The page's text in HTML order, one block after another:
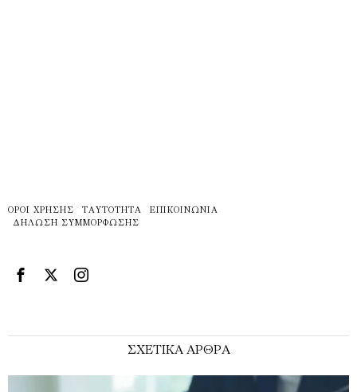
ΌΡΟΙ ΧΡΉΣΗΣ ΤΑΥΤΌΤΗΤΑ
ΕΠΙΚΟΙΝΩΝΊΑ
ΔΉΛΩΣΗ ΣΥΜΜΌΡΦΩΣΗΣ
ΣΧΕΤΙΚΑ ΑΡΘΡΑ